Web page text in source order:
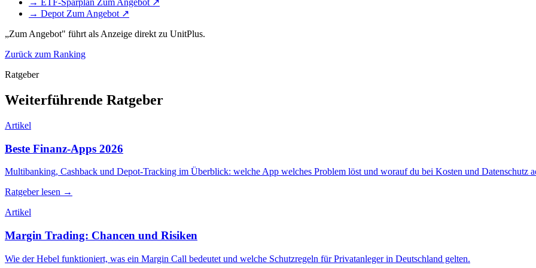
→ ETF-Sparplan Zum Angebot ↗
→ Depot Zum Angebot ↗
„Zum Angebot" führt als Anzeige direkt zu UnitPlus.
Zurück zum Ranking
Ratgeber
Weiterführende Ratgeber
Artikel
Beste Finanz-Apps 2026
Multibanking, Cashback und Depot-Tracking im Überblick: welche App welches Problem löst und worauf du bei Kosten und Datenschutz
Ratgeber lesen →
Artikel
Margin Trading: Chancen und Risiken
Wie der Hebel funktioniert, was ein Margin Call bedeutet und welche Schutzregeln für Privatanleger in Deutschland gelten.